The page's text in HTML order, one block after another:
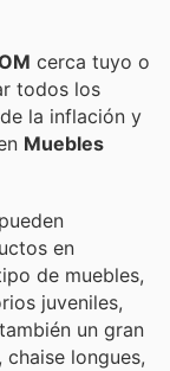
cerca tuyo o
todos los
la inflación y
Muebles
en
de muebles,
juveniles,
un gran
longues,